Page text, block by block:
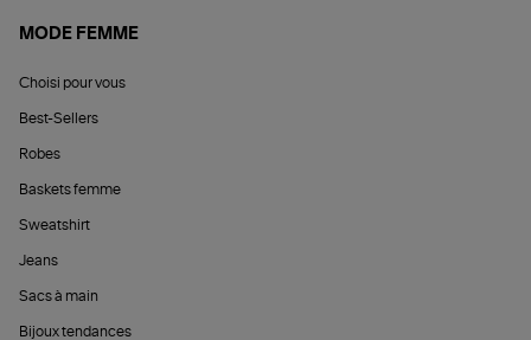
MODE FEMME
Choisi pour vous
Best-Sellers
Robes
Baskets femme
Sweatshirt
Jeans
Sacs à main
Bijoux tendances